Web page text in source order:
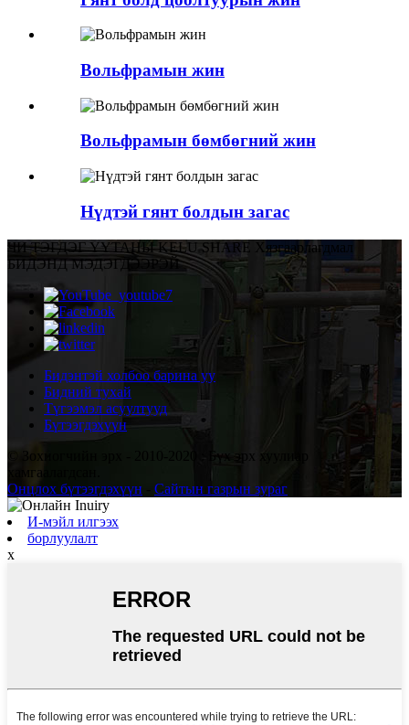
Вольфрамын жин
Вольфрамын бөмбөгний жин
Нүдтэй гянт болдын загас
ЧИ ТЭГДЭГ ҮҮТАНЫ KELU SHARE Хязгаарлагдмал
БИДЭНД МЭДЭГДЭЭРЭЙ
Бидэнтэй холбоо барина уу
Бидний тухай
Түгээмэл асуултууд
Бүтээгдэхүүн
© Зохиогчийн эрх - 2010-2020 : Бүх эрх хуулиар
хамгаалагдсан.
Онцлох бүтээгдэхүүн
Сайтын газрын зураг
И-мэйл илгээх
борлуулалт
x